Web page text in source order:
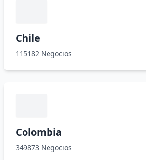
Chile
115182 Negocios
Colombia
349873 Negocios